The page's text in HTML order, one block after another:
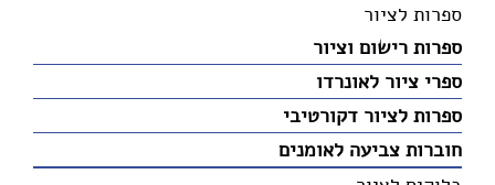
ספרות לציור
ספרות רישום וציור
ספרי ציור לאונרדו
ספרות לציור דקורטיבי
חוברות צביעה לאומנים